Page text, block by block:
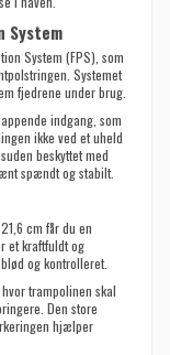
System
System (FPS), som
Systemet
fjedrene under brug.
indgang, som
ikke ved et uheld
beskyttet med
spændt og stabilt.
cm får du en
et kraftfuldt og
og kontrolleret.
trampolinen skal
Den store
hjælper